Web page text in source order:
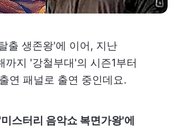
출 생존왕'에 이어, 지난
까지 '강철부대'의 시즌1부터
연 패널로 출연 중인데요.
스터리 음악쇼 복면가왕'에